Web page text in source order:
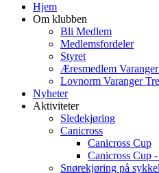
Hjem
Om klubben
Bli Medlem
Medlemsfordeler
Styret
Æresmedlem
Lovnorm Varanger
Nyheter
Aktiviteter
Sledekjøring
Canicross
Canicross Cup
Canicross Cup -
Snørekjøring på